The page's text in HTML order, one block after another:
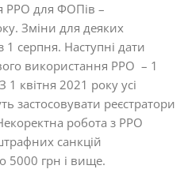
РРО для ФОПів –
Зміни для деяких
1 серпня. Наступні дати
використання РРО – 1
1 квітня 2021 року усі
застосовувати реєстратори
робота з РРО
санкцій
5000 грн і вище.